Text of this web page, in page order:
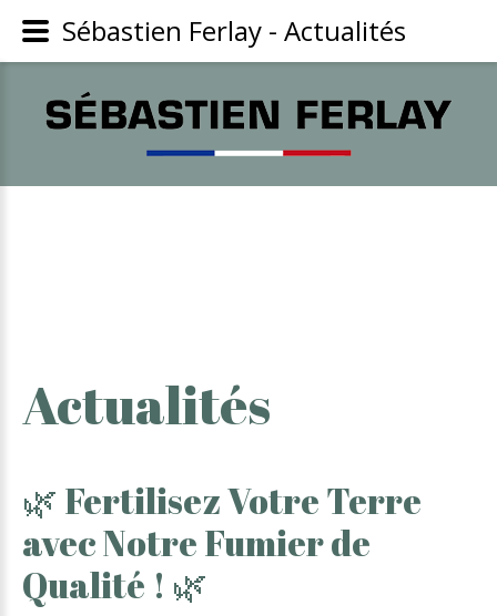
Actualités
🌿 FertilisezVotreTerre
avecNotreFumierde
Qualité ! 🌿
Sébastien Ferlay - Actualités